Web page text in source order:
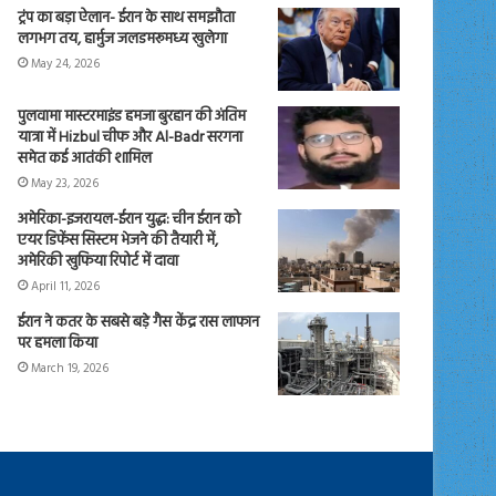
ट्रंप का बड़ा ऐलान- ईरान के साथ समझौता
लगभग तय, हार्मुज जलडमरूमध्य खुलेगा
May 24, 2026
पुलवामा मास्टरमाइंड हमजा बुरहान की अंतिम
यात्रा में Hizbul चीफ और Al-Badr सरगना
समेत कई आतंकी शामिल
May 23, 2026
अमेरिका-इजरायल-ईरान युद्ध: चीन ईरान को
एयर डिफेंस सिस्टम भेजने की तैयारी में,
अमेरिकी खुफिया रिपोर्ट में दावा
April 11, 2026
ईरान ने कतर के सबसे बड़े गैस केंद्र रास लाफान
पर हमला किया
March 19, 2026